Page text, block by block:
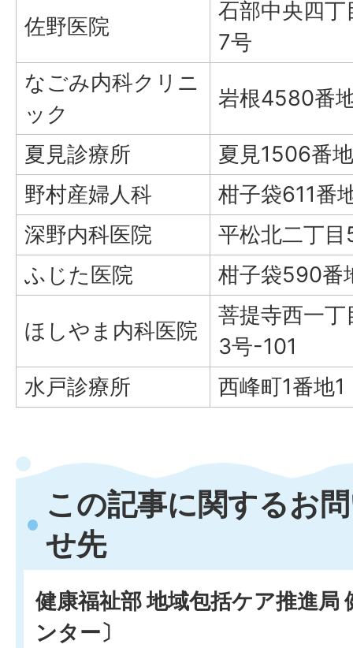
佐野医院
石部中央四丁
7号
なごみ内科クリニ
ック
岩根4580番
夏見診療所
夏見1506番
野村産婦人科
柑子袋611番
深野内科医院
平松北二丁
ふじた医院
柑子袋590番
ほしやま内科医院
菩提寺西一
3号-101
水戸診療所
西峰町1番地1
この記事に関するお
せ先
健康福祉部 地域包括ケア推進局
ンター〕